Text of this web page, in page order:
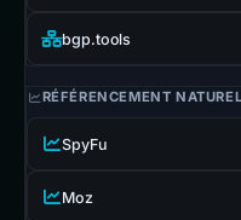
bgp.tools
RÉFÉRENCEMENT
SpyFu
Moz